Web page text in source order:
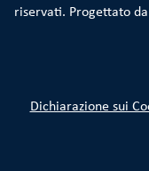
riservati. Progettato
Dichiarazione sui